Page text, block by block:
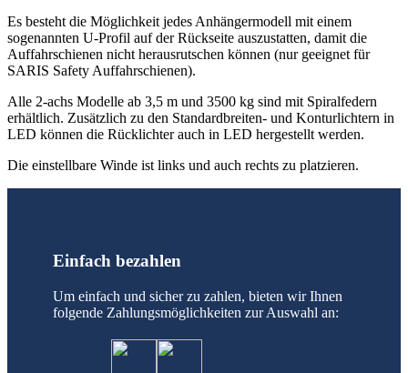
Es besteht die Möglichkeit jedes Anhängermodell mit einem
sogenannten U-Profil auf der Rückseite auszustatten, damit die
Auffahrschienen nicht herausrutschen können (nur geeignet für
SARIS Safety Auffahrschienen).
Alle 2-achs Modelle ab 3,5 m und 3500 kg sind mit Spiralfedern
erhältlich. Zusätzlich zu den Standardbreiten- und Konturlichtern in
LED können die Rücklichter auch in LED hergestellt werden.
Die einstellbare Winde ist links und auch rechts zu platzieren.
Einfach bezahlen
Um einfach und sicher zu zahlen, bieten wir Ihnen
folgende Zahlungsmöglichkeiten zur Auswahl an: